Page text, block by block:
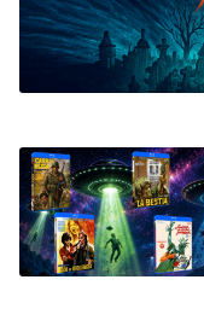
Bluray
Clasificada S
artwork
fantaterror
Jesús Franco